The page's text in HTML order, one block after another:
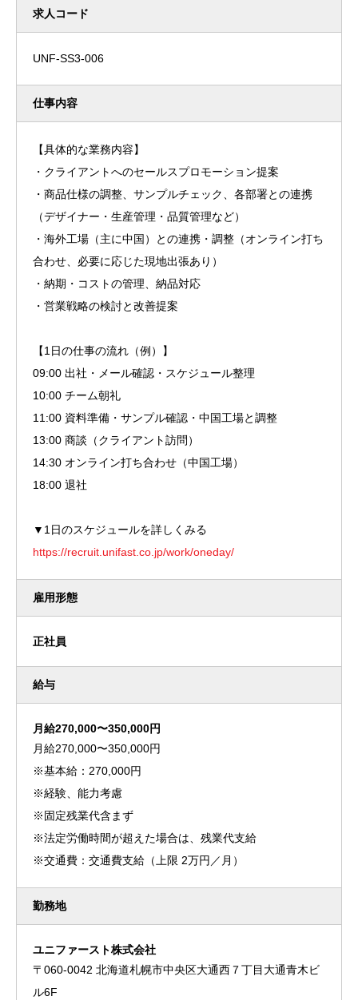
求人コード
UNF-SS3-006
仕事内容
【具体的な業務内容】
・クライアントへのセールスプロモーション提案
・商品仕様の調整、サンプルチェック、各部署との連携
（デザイナー・生産管理・品質管理など）
・海外工場（主に中国）との連携・調整（オンライン打ち
合わせ、必要に応じた現地出張あり）
・納期・コストの管理、納品対応
・営業戦略の検討と改善提案
【1日の仕事の流れ（例）】
09:00 出社・メール確認・スケジュール整理
10:00 チーム朝礼
11:00 資料準備・サンプル確認・中国工場と調整
13:00 商談（クライアント訪問）
14:30 オンライン打ち合わせ（中国工場）
18:00 退社
▼1日のスケジュールを詳しくみる
https://recruit.unifast.co.jp/work/oneday/
雇用形態
正社員
給与
月給270,000〜350,000円
月給270,000〜350,000円
※基本給：270,000円
※経験、能力考慮
※固定残業代含まず
※法定労働時間が超えた場合は、残業代支給
※交通費：交通費支給（上限 2万円／月）
勤務地
ユニファースト株式会社
〒060-0042 北海道札幌市中央区大通西７丁目大通青木ビ
ル6F